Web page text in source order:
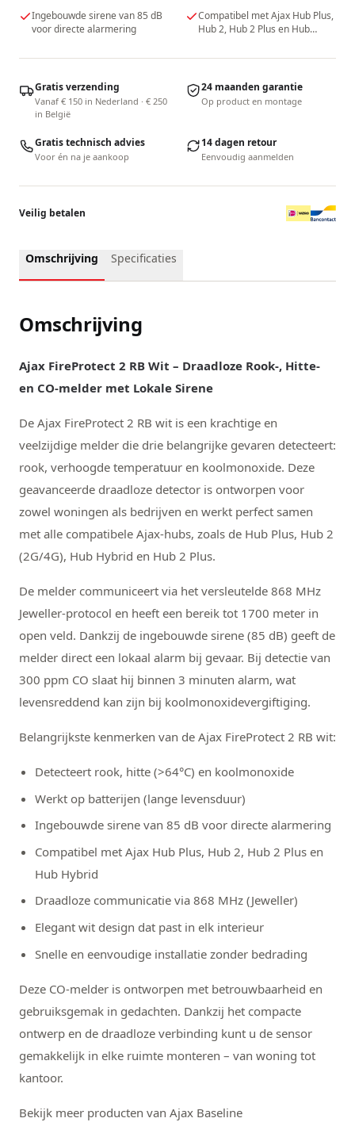
Ingebouwde sirene van 85 dB
voor directe alarmering
Compatibel met Ajax Hub Plus,
Hub 2, Hub 2 Plus en Hub
Gratis verzending
Vanaf € 150 in Nederland · € 250
in België
24 maanden garantie
Op product en montage
Gratis technisch advies
Voor én na je aankoop
14 dagen retour
Eenvoudig aanmelden
Veilig betalen
Omschrijving Specificaties
Omschrijving
Ajax FireProtect 2 RB Wit – Draadloze Rook-, Hitte-
en CO-melder met Lokale Sirene
De Ajax FireProtect 2 RB wit is een krachtige en
veelzijdige melder die drie belangrijke gevaren detecteert:
rook, verhoogde temperatuur en koolmonoxide. Deze
geavanceerde draadloze detector is ontworpen voor
zowel woningen als bedrijven en werkt perfect samen
met alle compatibele Ajax-hubs, zoals de Hub Plus, Hub 2
(2G/4G), Hub Hybrid en Hub 2 Plus.
De melder communiceert via het versleutelde 868 MHz
Jeweller-protocol en heeft een bereik tot 1700 meter in
open veld. Dankzij de ingebouwde sirene (85 dB) geeft de
melder direct een lokaal alarm bij gevaar. Bij detectie van
300 ppm CO slaat hij binnen 3 minuten alarm, wat
levensreddend kan zijn bij koolmonoxidevergiftiging.
Belangrijkste kenmerken van de Ajax FireProtect 2 RB wit:
Detecteert rook, hitte (>64°C) en koolmonoxide
Werkt op batterijen (lange levensduur)
Ingebouwde sirene van 85 dB voor directe alarmering
Compatibel met Ajax Hub Plus, Hub 2, Hub 2 Plus en
Hub Hybrid
Draadloze communicatie via 868 MHz (Jeweller)
Elegant wit design dat past in elk interieur
Snelle en eenvoudige installatie zonder bedrading
Deze CO-melder is ontworpen met betrouwbaarheid en
gebruiksgemak in gedachten. Dankzij het compacte
ontwerp en de draadloze verbinding kunt u de sensor
gemakkelijk in elke ruimte monteren – van woning tot
kantoor.
Bekijk meer producten van Ajax Baseline